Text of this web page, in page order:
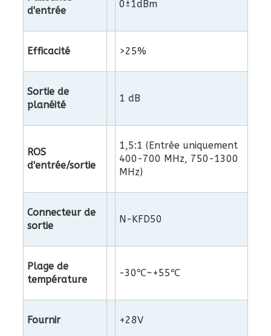
d'entrée
0±1dBm
Efficacité >25%
Sortie de
planéité
1 dB
ROS
d'entrée/sortie
1,5:1 (Entrée uniquement
400-700 MHz, 750-1300
MHz)
Connecteur de
sortie
N-KFD50
Plage de
température
-30℃~+55℃
Fournir +28V